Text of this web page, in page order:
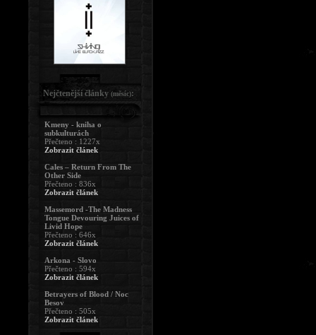
Nejčtenější články (měsíc):
Kmeny - kniha o
subkulturách
Přečteno : 1227x
Zobrazit článek
Cales – Return From The
Other Side
Přečteno : 836x
Zobrazit článek
Massemord -The Madness
Tongue Devouring Juices of
Livid Hope
Přečteno : 646x
Zobrazit článek
Arkona - Slovo
Přečteno : 594x
Zobrazit článek
Betrayers of Blood / Noc
Besov
Přečteno : 505x
Zobrazit článek